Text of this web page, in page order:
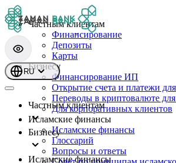
RU
Частным клиентам
Бизнесу
Исламские финансы
Частным клиентам
Финансирование
Депозиты
Карты
Бизнесу
Финансирование ИП
Открытие счета и платежи
Переводы в криптовалюте
Для корпоративных клиентов
Исламские финансы
Исламские финансы
Глоссарий
Вопросы и ответы